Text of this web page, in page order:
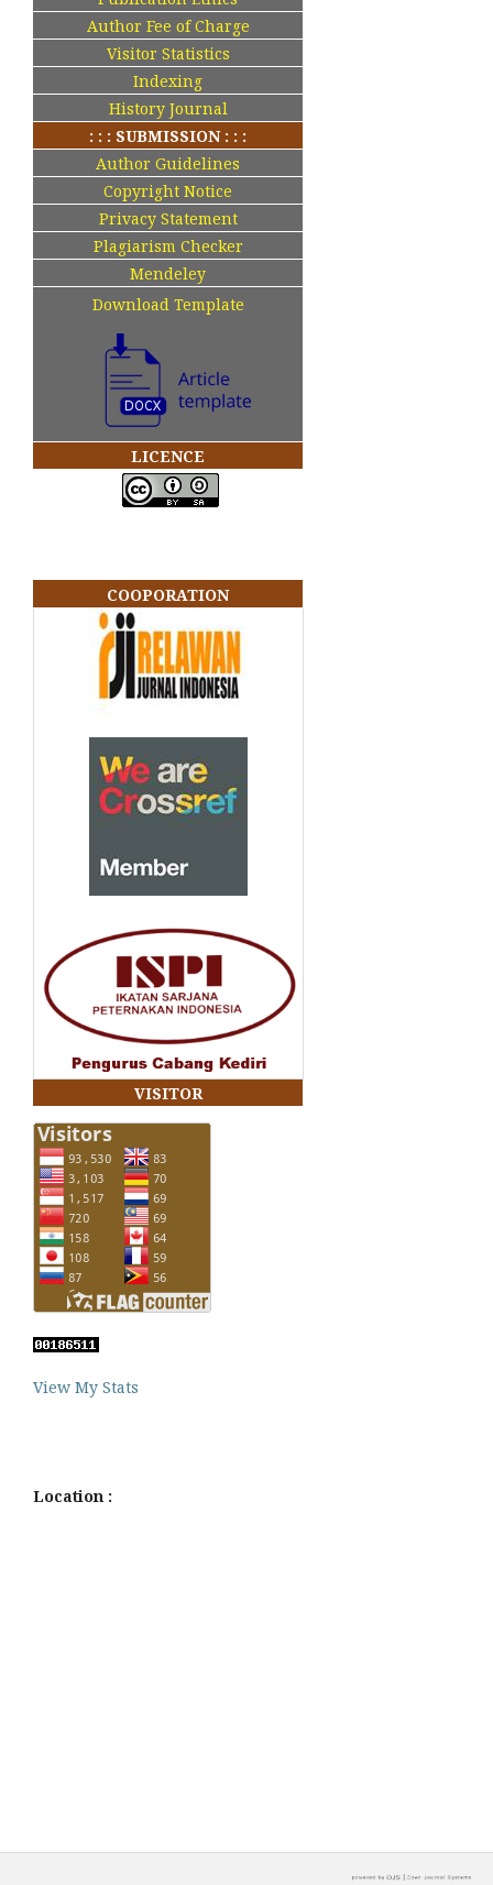
Author Fee of Charge
Visitor Statistics
Indexing
History Journal
: : : SUBMISSION : : :
Author Guidelines
Copyright Notice
Privacy Statement
Plagiarism Checker
Mendeley
Download Template
LICENCE
COOPORATION
VISITOR
View My Stats
Location :